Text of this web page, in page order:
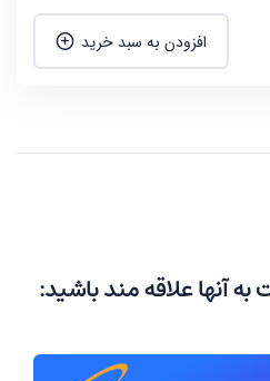
افزودن به سبد خرید
آنها علاقه مند باشید: